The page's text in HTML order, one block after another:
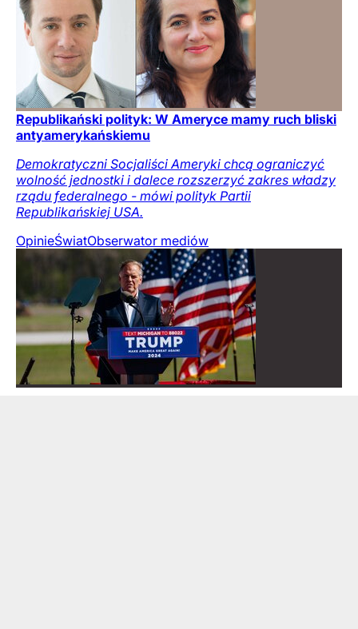
Republikański polityk: W Ameryce mamy ruch bliski
antyamerykańskiemu
Demokratyczni Socjaliści Ameryki chcą ograniczyć
wolność jednostki i dalece rozszerzyć zakres władzy
rządu federalnego - mówi polityk Partii
Republikańskiej USA.
OpinieŚwiatObserwator mediów